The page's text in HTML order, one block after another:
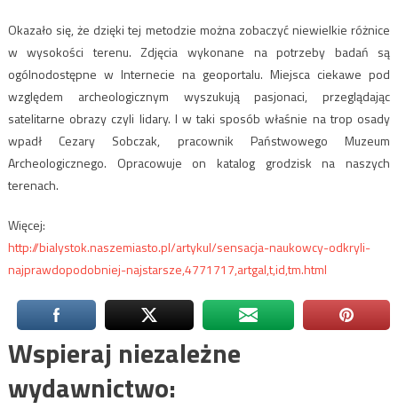
Okazało się, że dzięki tej metodzie można zobaczyć niewielkie różnice
w wysokości terenu. Zdjęcia wykonane na potrzeby badań są
ogólnodostępne w Internecie na geoportalu. Miejsca ciekawe pod
względem archeologicznym wyszukują pasjonaci, przeglądając
satelitarne obrazy czyli lidary. I w taki sposób właśnie na trop osady
wpadł Cezary Sobczak, pracownik Państwowego Muzeum
Archeologicznego. Opracowuje on katalog grodzisk na naszych
terenach.
Więcej:
http://bialystok.naszemiasto.pl/artykul/sensacja-naukowcy-odkryli-
najprawdopodobniej-najstarsze,4771717,artgal,t,id,tm.html
Wspieraj niezależne
wydawnictwo: